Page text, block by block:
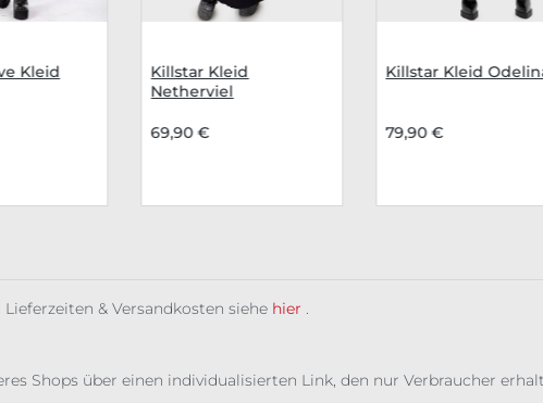
Kleid
Killstar Kleid
Netherviel
69,90 €
Killstar Kleid
79,90 €
& Versandkosten siehe hier .
Shops über einen individualisierten Link, den nur Verbraucher